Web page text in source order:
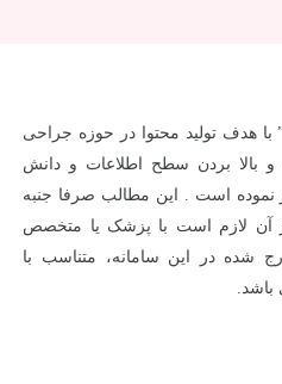
با هدف تولید محتوا در حوزه جراحی
بالا بردن سطح اطلاعات و دانش
نموده است . این مطالب صرفا جنبه
آن لازم است با پزشک یا متخصص
شده در این سامانه، متناسب با
باشد.